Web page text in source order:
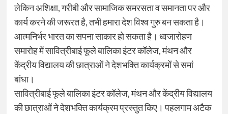
लेकिन अशिक्षा, गरीबी और सामाजिक समरसता व समानता पर और
कार्य करने की जरूरत है, तभी हमारा देश विश्व गुरु बन सकता है।
आत्मनिर्भर भारत का सपना साकार हो सकता है। ध्वजारोहण
समारोह में सावित्रीबाई फूले बालिका इंटर कॉलेज, मंथन और
केंद्रीय विद्यालय की छात्राओं ने देशभक्ति कार्यक्रमों से समां
बांधा।
सावित्रीबाई फूले बालिका इंटर कॉलेज, मंथन और केंद्रीय विद्यालय
की छात्राओं ने देशभक्ति कार्यक्रम प्रस्तुत किए। पहलगाम अटैक